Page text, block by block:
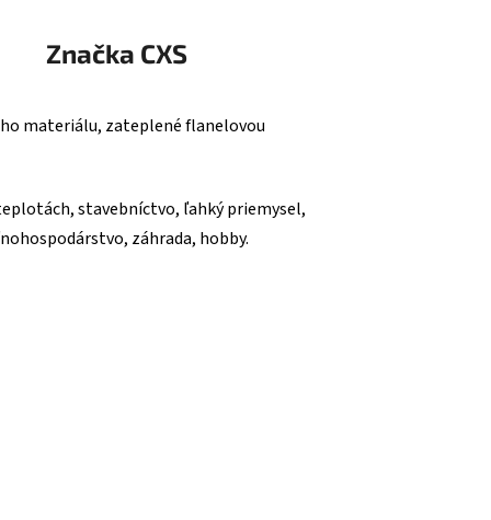
Značka CXS
materiálu, zateplené flanelovou
stavebníctvo, ľahký priemysel,
záhrada, hobby.